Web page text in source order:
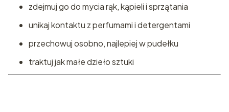
zdejmuj go do mycia rąk, kąpieli i sprzątania
unikaj kontaktu z perfumami i detergentami
przechowuj osobno, najlepiej w pudełku
traktuj jak małe dzieło sztuki